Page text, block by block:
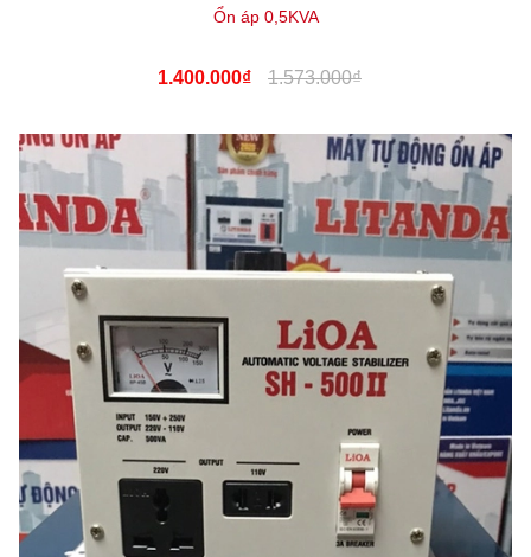
Ổn áp 0,5KVA
1.400.000₫ 1.573.000₫